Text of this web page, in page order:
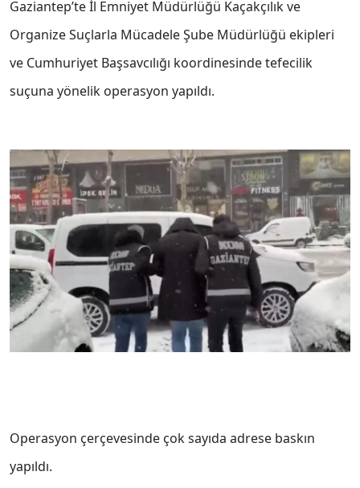
Gaziantep’te İl Emniyet Müdürlüğü Kaçakçılık ve
Organize Suçlarla Mücadele Şube Müdürlüğü ekipleri
ve Cumhuriyet Başsavcılığı koordinesinde tefecilik
suçuna yönelik operasyon yapıldı.
Operasyon çerçevesinde çok sayıda adrese baskın
yapıldı.